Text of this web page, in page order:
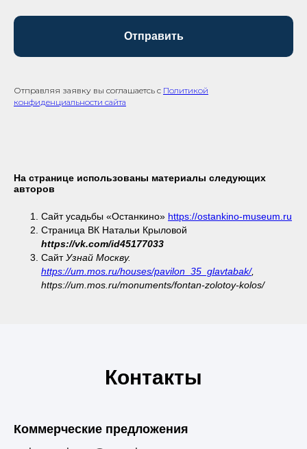
Отправить
Отправляя заявку вы соглашаетсь с Политикой
конфиденциальности сайта
На странице использованы материалы следующих
авторов
Сайт усадьбы «Останкино» https://ostankino-museum.ru
Страница ВК Натальи Крыловой
https://vk.com/id45177033
СайтУзнай Москву.
https://um.mos.ru/houses/pavilon_35_glavtabak/,
https://um.mos.ru/monuments/fontan-zolotoy-kolos/
Контакты
Коммерческие предложения